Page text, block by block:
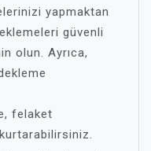
yapmaktan
güvenli
olun. Ayrıca,
felaket